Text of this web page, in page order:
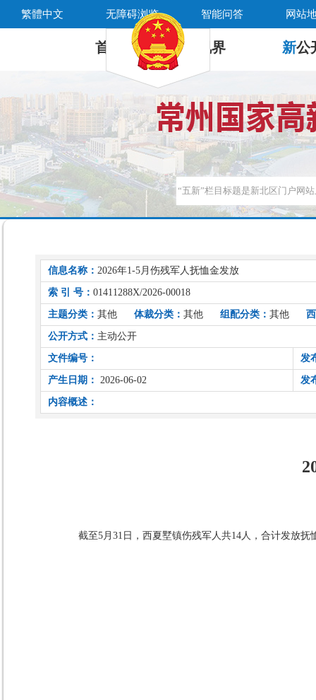
繁體中文 无障碍浏览 智能问答 网站
首 页 新 视界 新公
信息名称： 2026年1-5月伤残军人抚恤金发放
索 引 号： 01411288X/2026-00018
主题分类： 其他 体裁分类： 其他 组配分类： 其他
公开方式： 主动公开
文件编号： 发
产生日期： 2026-06-02 发
内容概述：
截至5月31日，西夏墅镇伤残军人共14人，合计发放抚